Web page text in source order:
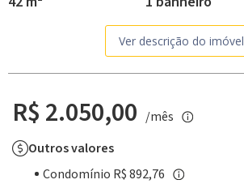
Ver descrição do imóvel
R$ 2.050,00 /mês
Outros valores
Condomínio R$ 892,76